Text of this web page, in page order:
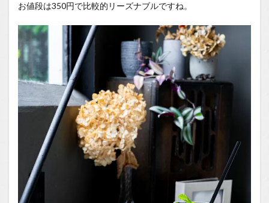
お値段は350円で比較的リーズナブルですね。